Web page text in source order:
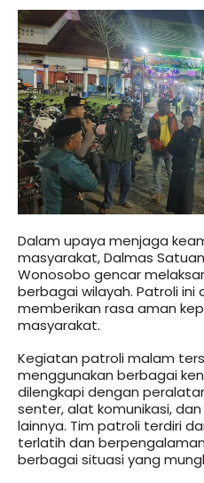
Dalam upaya menjaga
masyarakat, Dalmas
Wonosobo gencar
berbagai wilayah. Patroli ini
memberikan rasa aman
masyarakat.
Kegiatan patroli malam
menggunakan berbagai
dilengkapi dengan
senter, alat komunikasi,
lainnya. Tim patroli terdiri
terlatih dan
berbagai situasi yang